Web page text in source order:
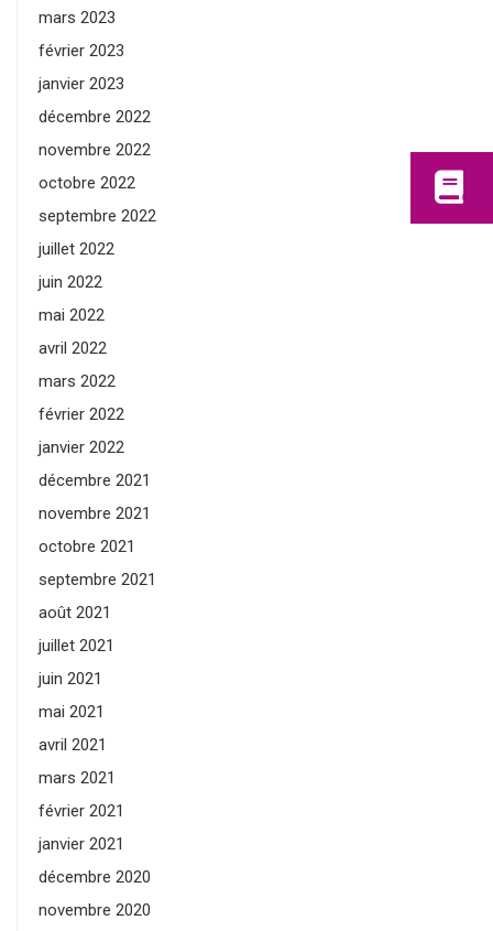
mars 2023
février 2023
janvier 2023
décembre 2022
novembre 2022
octobre 2022
septembre 2022
juillet 2022
juin 2022
mai 2022
avril 2022
mars 2022
février 2022
janvier 2022
décembre 2021
novembre 2021
octobre 2021
septembre 2021
août 2021
juillet 2021
juin 2021
mai 2021
avril 2021
mars 2021
février 2021
janvier 2021
décembre 2020
novembre 2020